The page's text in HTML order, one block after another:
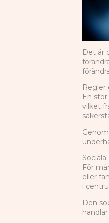
Det är
Regler
En
vilket
För
eller
i
Den